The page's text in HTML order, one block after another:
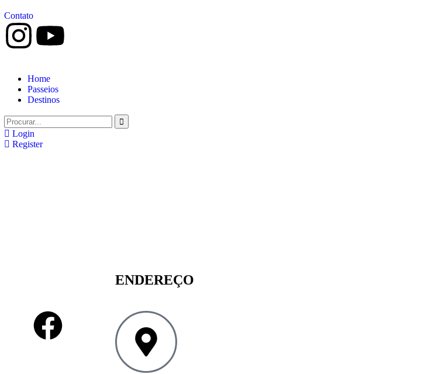
Contato
Home
Passeios
Destinos
Login
Register
ENDEREÇO